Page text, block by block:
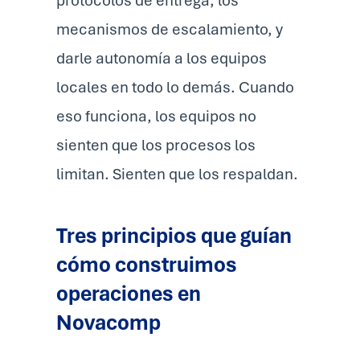
mecanismos de escalamiento, y
darle autonomía a los equipos
locales en todo lo demás. Cuando
eso funciona, los equipos no
sienten que los procesos los
limitan. Sienten que los respaldan.
Tres principios que guían
cómo construimos
operaciones en
Novacomp